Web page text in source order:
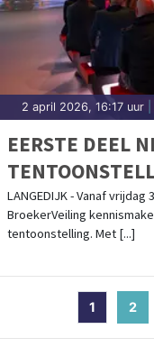
2 april 2026, 16:17 uur
EERSTE DEEL
LANGEDIJK - Vanaf
BroekerVeiling
tentoonstelling. Met [...]
1 2